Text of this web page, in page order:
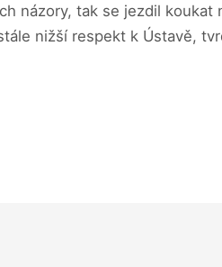
názory, tak se jezdil koukat
nižší respekt k Ústavě,